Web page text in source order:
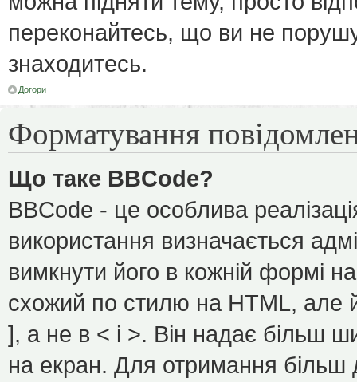
переконайтесь, що ви не
знаходитесь.
Догори
Форматування
Що таке BBCode?
BBCode - це особлива
використання визначається
вимкнути його в кожній формі
схожий по стилю на HTML, але
], а не в < і >. Він надає більш
на екран. Для отримання більш